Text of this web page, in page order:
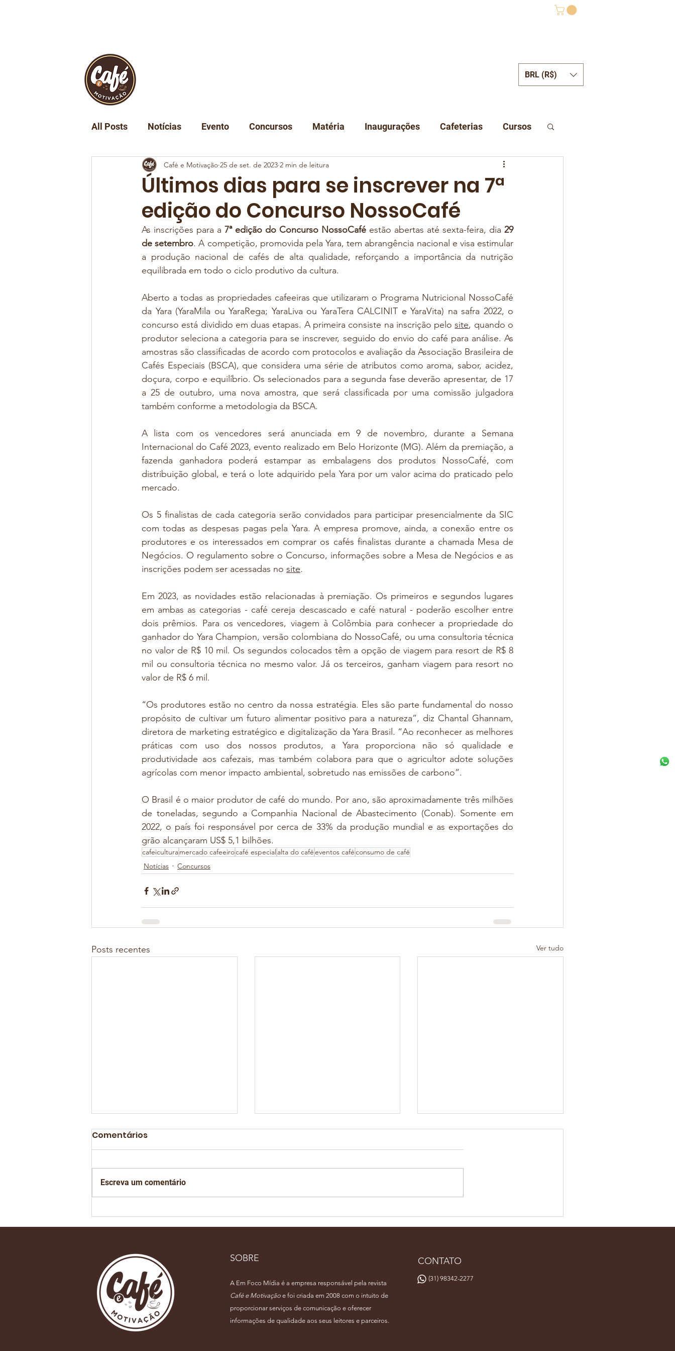
BRL (R$)
All Posts Notícias Evento Concursos Matéria Inaugurações Cafeterias Cursos
Turismo Tecnologia Classificação Instituições
Últimos dias para se inscrever na 7ª
edição do Concurso NossoCafé
Café e Motivação 25 de set. de 2023 2 min de leitura
As inscrições para a 7ª edição do Concurso NossoCafé estão abertas até sexta-feira, dia 29
de setembro. A competição, promovida pela Yara, tem abrangência nacional e visa estimular
a produção nacional de cafés de alta qualidade, reforçando a importância da nutrição
equilibrada em todo o ciclo produtivo da cultura.
Aberto a todas as propriedades cafeeiras que utilizaram o Programa Nutricional NossoCafé
da Yara (YaraMila ou YaraRega; YaraLiva ou YaraTera CALCINIT e YaraVita) na safra 2022, o
concurso está dividido em duas etapas. A primeira consiste na inscrição pelo site, quando o
produtor seleciona a categoria para se inscrever, seguido do envio do café para análise. As
amostras são classificadas de acordo com protocolos e avaliação da Associação Brasileira de
Cafés Especiais (BSCA), que considera uma série de atributos como aroma, sabor, acidez,
doçura, corpo e equilíbrio. Os selecionados para a segunda fase deverão apresentar, de 17
a 25 de outubro, uma nova amostra, que será classificada por uma comissão julgadora
também conforme a metodologia da BSCA.
A lista com os vencedores será anunciada em 9 de novembro, durante a Semana
Internacional do Café 2023, evento realizado em Belo Horizonte (MG). Além da premiação, a
fazenda ganhadora poderá estampar as embalagens dos produtos NossoCafé, com
distribuição global, e terá o lote adquirido pela Yara por um valor acima do praticado pelo
mercado.
Os 5 finalistas de cada categoria serão convidados para participar presencialmente da SIC
com todas as despesas pagas pela Yara. A empresa promove, ainda, a conexão entre os
produtores e os interessados em comprar os cafés finalistas durante a chamada Mesa de
Negócios. O regulamento sobre o Concurso, informações sobre a Mesa de Negócios e as
inscrições podem ser acessadas no site.
Em 2023, as novidades estão relacionadas à premiação. Os primeiros e segundos lugares
em ambas as categorias - café cereja descascado e café natural - poderão escolher entre
dois prêmios. Para os vencedores, viagem à Colômbia para conhecer a propriedade do
ganhador do Yara Champion, versão colombiana do NossoCafé, ou uma consultoria técnica
no valor de R$ 10 mil. Os segundos colocados têm a opção de viagem para resort de R$ 8
mil ou consultoria técnica no mesmo valor. Já os terceiros, ganham viagem para resort no
valor de R$ 6 mil.
“Os produtores estão no centro da nossa estratégia. Eles são parte fundamental do nosso
propósito de cultivar um futuro alimentar positivo para a natureza”, diz Chantal Ghannam,
diretora de marketing estratégico e digitalização da Yara Brasil. “Ao reconhecer as melhores
práticas com uso dos nossos produtos, a Yara proporciona não só qualidade e
produtividade aos cafezais, mas também colabora para que o agricultor adote soluções
agrícolas com menor impacto ambiental, sobretudo nas emissões de carbono”.
O Brasil é o maior produtor de café do mundo. Por ano, são aproximadamente três milhões
de toneladas, segundo a Companhia Nacional de Abastecimento (Conab). Somente em
2022, o país foi responsável por cerca de 33% da produção mundial e as exportações do
grão alcançaram US$ 5,1 bilhões.
cafeiculturamercado cafeeirocafé especial alta do caféeventos caféconsumo de café
Notícias
Concursos
Posts recentes Ver tudo
Está chegando o dia de
mais um São Paulo
do Ibirapuera em São
Paulo
Pernambuco Café Show
reúne especialistas em
Barista brasileira
representará o país em
de concurso no México
Comentários
Escreva um comentário
SOBRE
A Em Foco Mídia é a empresa responsável pela revista
Café e Motivação e foi criada em 2008 com o intuito de
proporcionar serviços de comunicação e oferecer
informações de qualidade aos seus leitores e parceiros.
CONTATO
(31) 98342-2277